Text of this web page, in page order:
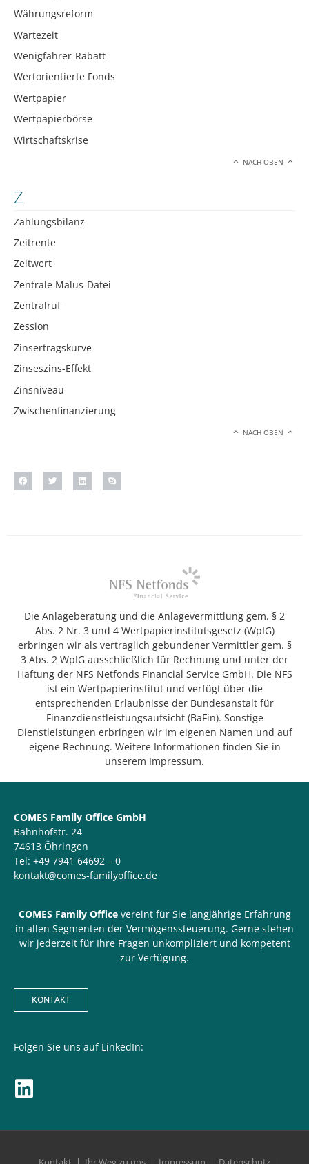
Währungsreform
Wartezeit
Wenigfahrer-Rabatt
Wertorientierte Fonds
Wertpapier
Wertpapierbörse
Wirtschaftskrise
NACH OBEN
Z
Zahlungsbilanz
Zeitrente
Zeitwert
Zentrale Malus-Datei
Zentralruf
Zession
Zinsertragskurve
Zinseszins-Effekt
Zinsniveau
Zwischenfinanzierung
NACH OBEN
Die Anlageberatung und die Anlagevermittlung gem. § 2
Abs. 2 Nr. 3 und 4 Wertpapierinstitutsgesetz (WpIG)
erbringen wir als vertraglich gebundener Vermittler gem. §
3 Abs. 2 WpIG ausschließlich für Rechnung und unter der
Haftung der NFS Netfonds Financial Service GmbH. Die NFS
ist ein Wertpapierinstitut und verfügt über die
entsprechenden Erlaubnisse der Bundesanstalt für
Finanzdienstleistungsaufsicht (BaFin). Sonstige
Dienstleistungen erbringen wir im eigenen Namen und auf
eigene Rechnung. Weitere Informationen finden Sie in
unserem Impressum.
COMES Family Office GmbH
Bahnhofstr. 24
74613 Öhringen
Tel: +49 7941 64692 – 0
kontakt@comes-familyoffice.de
COMES Family Office vereint für Sie langjährige Erfahrung
in allen Segmenten der Vermögenssteuerung. Gerne stehen
wir jederzeit für Ihre Fragen unkompliziert und kompetent
zur Verfügung.
KONTAKT
Folgen Sie uns auf LinkedIn: